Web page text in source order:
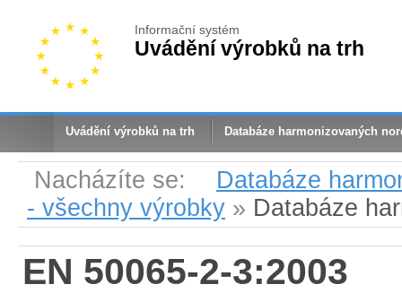
Informační systém
Uvádění výrobků na trh
Uvádění výrobků na trh Databáze harmonizovaných
Nacházíte se:
Databáze
- všechny výrobky » Databáze
EN 50065-2-3:2003